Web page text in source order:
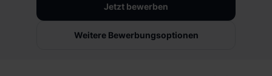
oder teilweise über unsere Datenschutzerklärung unter
dem Punkt „Datenschutz-Einstellungen“ widerrufen.
Weitere Informationen zu den einzelnen Cookies findest
Jetzt bewerben
Weitere Bewerbungsoptionen